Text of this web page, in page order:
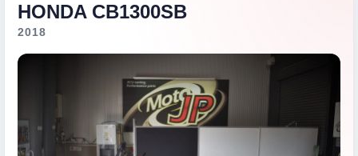
HONDA CB1300SB
2018